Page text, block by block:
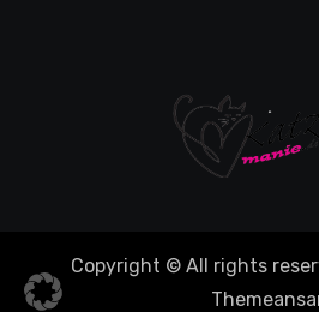
Copyright © All rights